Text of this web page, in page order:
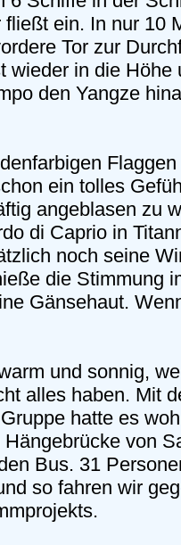
ein. In nur 10
Tor zur
wieder in die Höhe
den Yangze
ein tolles
angeblasen zu
di Caprio in
noch seine
die Stimmung
Gänsehaut.
und sonnig,
alles haben. Mit
hatte es
von
Bus. 31
so fahren wir